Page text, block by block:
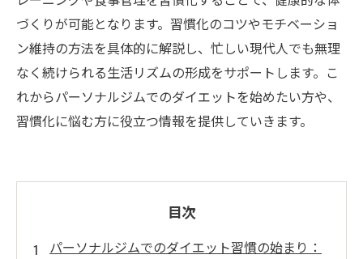
づくりが可能となります。習慣化のコツやモチベーショ
ン維持の方法を具体的に解説し、忙しい現代人でも無理
なく続けられる生活リズムの形成をサポートします。こ
れからパーソナルジムでのダイエットを始めたい方や、
習慣化に悩む方に役立つ情報を提供していきます。
目次
パーソナルジムでのダイエット習慣の始まり：